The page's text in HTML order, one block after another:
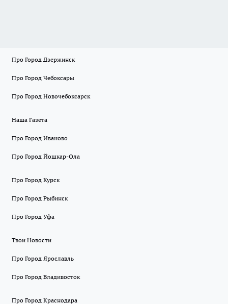
Про Город Дзержинск
Про Город Чебоксары
Про Город Новочебоксарск
Наша Газета
Про Город Иваново
Про Город Йошкар-Ола
Про Город Курск
Про Город Рыбинск
Про Город Уфа
Твои Новости
Про Город Ярославль
Про Город Владивосток
Про Город Краснодара